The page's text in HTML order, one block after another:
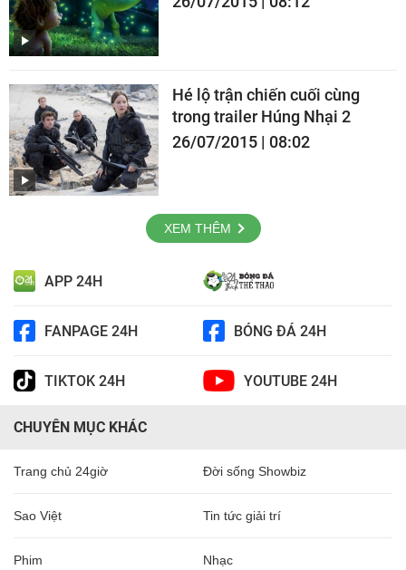
Hé lộ trận chiến cuối cùng
trong trailer Húng Nhại 2
26/07/2015 | 08:02
XEM THÊM
APP 24H
FANPAGE 24H BÓNG ĐÁ 24H
TIKTOK 24H YOUTUBE 24H
CHUYÊN MỤC KHÁC
Trang chủ 24giờ Đời sống Showbiz
Sao Việt Tin tức giải trí
Phim Nhạc